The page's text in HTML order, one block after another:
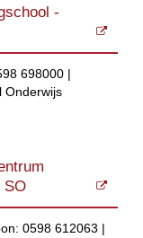
-
698000 |
Onderwijs
SO
0598 612063 |